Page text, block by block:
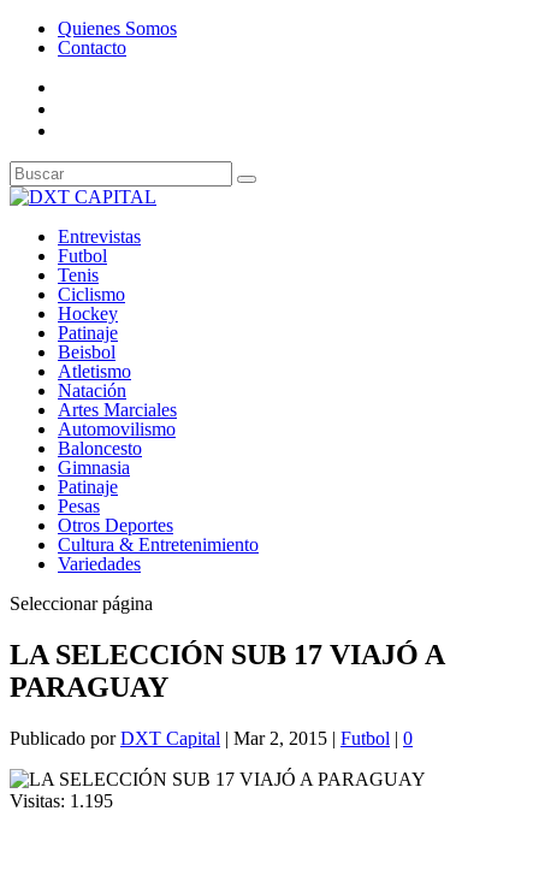
Quienes Somos
Contacto
Entrevistas
Futbol
Tenis
Ciclismo
Hockey
Patinaje
Beisbol
Atletismo
Natación
Artes Marciales
Automovilismo
Baloncesto
Gimnasia
Patinaje
Pesas
Otros Deportes
Cultura & Entretenimiento
Variedades
Seleccionar página
LA SELECCIÓN SUB 17 VIAJÓ A
PARAGUAY
Publicado porDXT Capital | Mar 2, 2015 | Futbol | 0
Visitas: 1.195